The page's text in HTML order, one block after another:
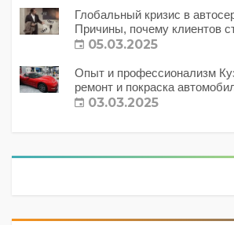
Глобальный кризис в
Причины, почему клиентов
с этим делать?
05.03.2025
Опыт и профессионализм
ремонт и покраска
03.03.2025